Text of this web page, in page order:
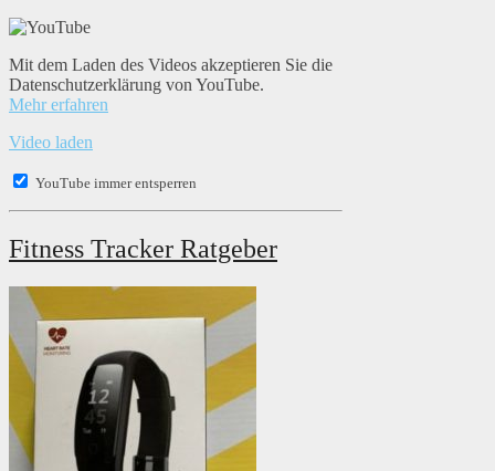
Mit dem Laden des Videos akzeptieren Sie die
Datenschutzerklärung von YouTube.
Mehr erfahren
Video laden
YouTube immer entsperren
Fitness Tracker Ratgeber